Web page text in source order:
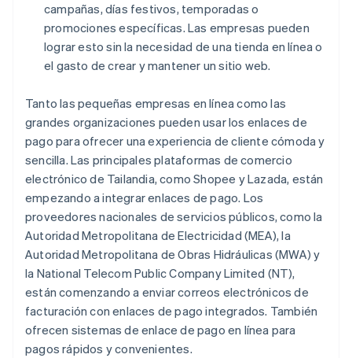
campañas, días festivos, temporadas o
promociones específicas. Las empresas pueden
lograr esto sin la necesidad de una tienda en línea o
el gasto de crear y mantener un sitio web.
Tanto las pequeñas empresas en línea como las
grandes organizaciones pueden usar los enlaces de
pago para ofrecer una experiencia de cliente cómoda y
sencilla. Las principales plataformas de comercio
electrónico de Tailandia, como Shopee y Lazada, están
empezando a integrar enlaces de pago. Los
proveedores nacionales de servicios públicos, como la
Autoridad Metropolitana de Electricidad (MEA), la
Autoridad Metropolitana de Obras Hidráulicas (MWA) y
la National Telecom Public Company Limited (NT),
están comenzando a enviar correos electrónicos de
facturación con enlaces de pago integrados. También
ofrecen sistemas de enlace de pago en línea para
pagos rápidos y convenientes.